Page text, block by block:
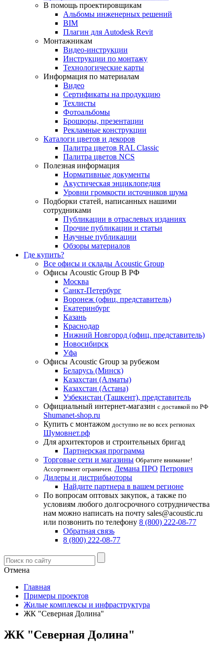
В помощь проектировщикам
Альбомы инженерных решений
BIM
Плагин для Autodesk Revit
Монтажникам
Видео-инструкции
Инструкции по монтажу
Технологические карты
Информация по материалам
Видео
Сертификаты на продукцию
Техлисты
Фотоальбомы
Брошюры, презентации
Рекламные конструкции
Каталоги цветов и декоров
Палитра цветов RAL Сlassic
Палитра цветов NCS
Полезная информация
Нормативные документы
Акустическая энциклопедия
Уровни громкости источников шума
Подборки статей, написанных нашими
сотрудниками
Публикации в отраслевых изданиях
Прочие публикации и статьи
Научные публикации
Обзоры материалов
Где купить?
Все офисы и склады Acoustic Group
Офисы Acoustic Group В РФ
Москва
Санкт-Петербург
Воронеж (офиц. представитель)
Екатеринбург
Казань
Краснодар
Нижний Новгород (офиц. представитель)
Новосибирск
Уфа
Офисы Acoustic Group за рубежом
Беларусь (Минск)
Казахстан (Алматы)
Казахстан (Астана)
Узбекистан (Ташкент), представитель
Официальный интернет-магазин с доставкой по РФ
Shumanet-shop.ru
Купить с монтажом доступно не во всех регионах
Шумовнет.рф
Для архитекторов и строительных бригад
Партнерская программа
Торговые сети и магазины Обратите внимание!
Ассортимент ограничен. Лемана ПРО Петрович
Дилеры и дистрибьюторы
Найдите партнера в вашем регионе
По вопросам оптовых закупок, а также по
условиям любого долгосрочного сотрудничества
нам можно написать на почту sales@acoustic.ru
или позвонить по телефону 8 (800) 222-08-77
Обратная связь
8 (800) 222-08-77
Отмена
Главная
Примеры проектов
Жилые комплексы и инфраструктура
ЖК "Северная Долина"
ЖК "Северная Долина"